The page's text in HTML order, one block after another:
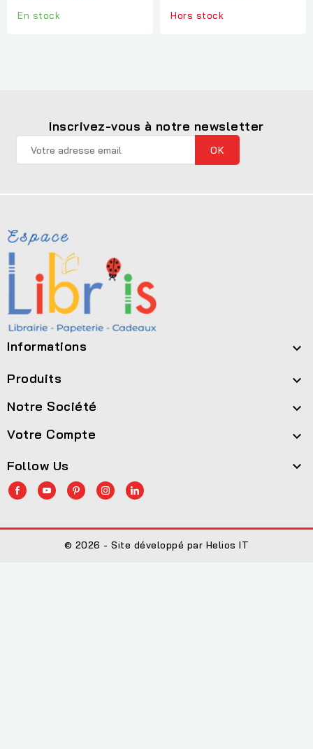
En stock Hors stock
Inscrivez-vous à notre newsletter
Informations 
Produits 
Notre Société 
Votre Compte 
Follow Us 
© 2026 - Site développé par Helios IT